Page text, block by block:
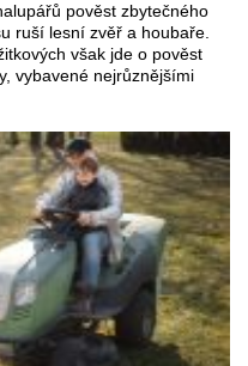
pověst zbytečného
ruší lesní zvěř a houbaře.
však jde o pověst
vybavené nejrůznějšími